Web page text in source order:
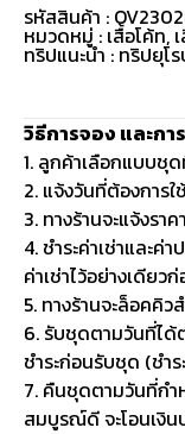
รหัสสินค้า :
หมวดหมู่ : เสื้อโค้ท,
ทริปแนะนำ : ทริปยุโ
วิธีการจอง และกา
1. ลูกค้าเลือกแบบชุ
2. แจ้งวันที่ต้องการ
3. ทางร้านจะแจ้งรา
4. ชำระค่าเช่าและค่
ค่าเช่าไว้อย่างเดียว
5. ทางร้านจะล็อคคิว
6. รับชุดตามวันที่ได้
ชำระก่อนรับชุด (ชำ
7. คืนชุดตามวันที่กำ
สมบูรณ์ดี จะโอนเงิน